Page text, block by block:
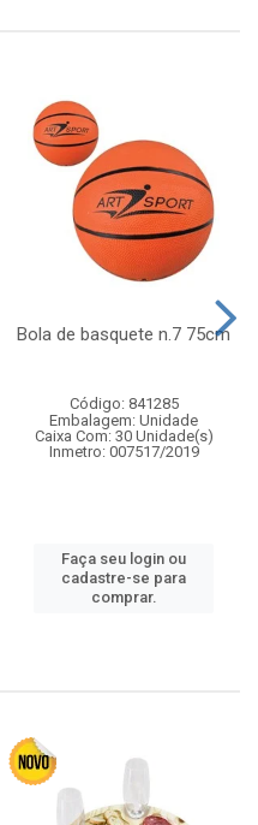
Bola de basquete n.7 75cm
Código: 841285
Embalagem: Unidade
Caixa Com: 30 Unidade(s)
Inmetro: 007517/2019
Faça seu login ou
cadastre-se para
comprar.